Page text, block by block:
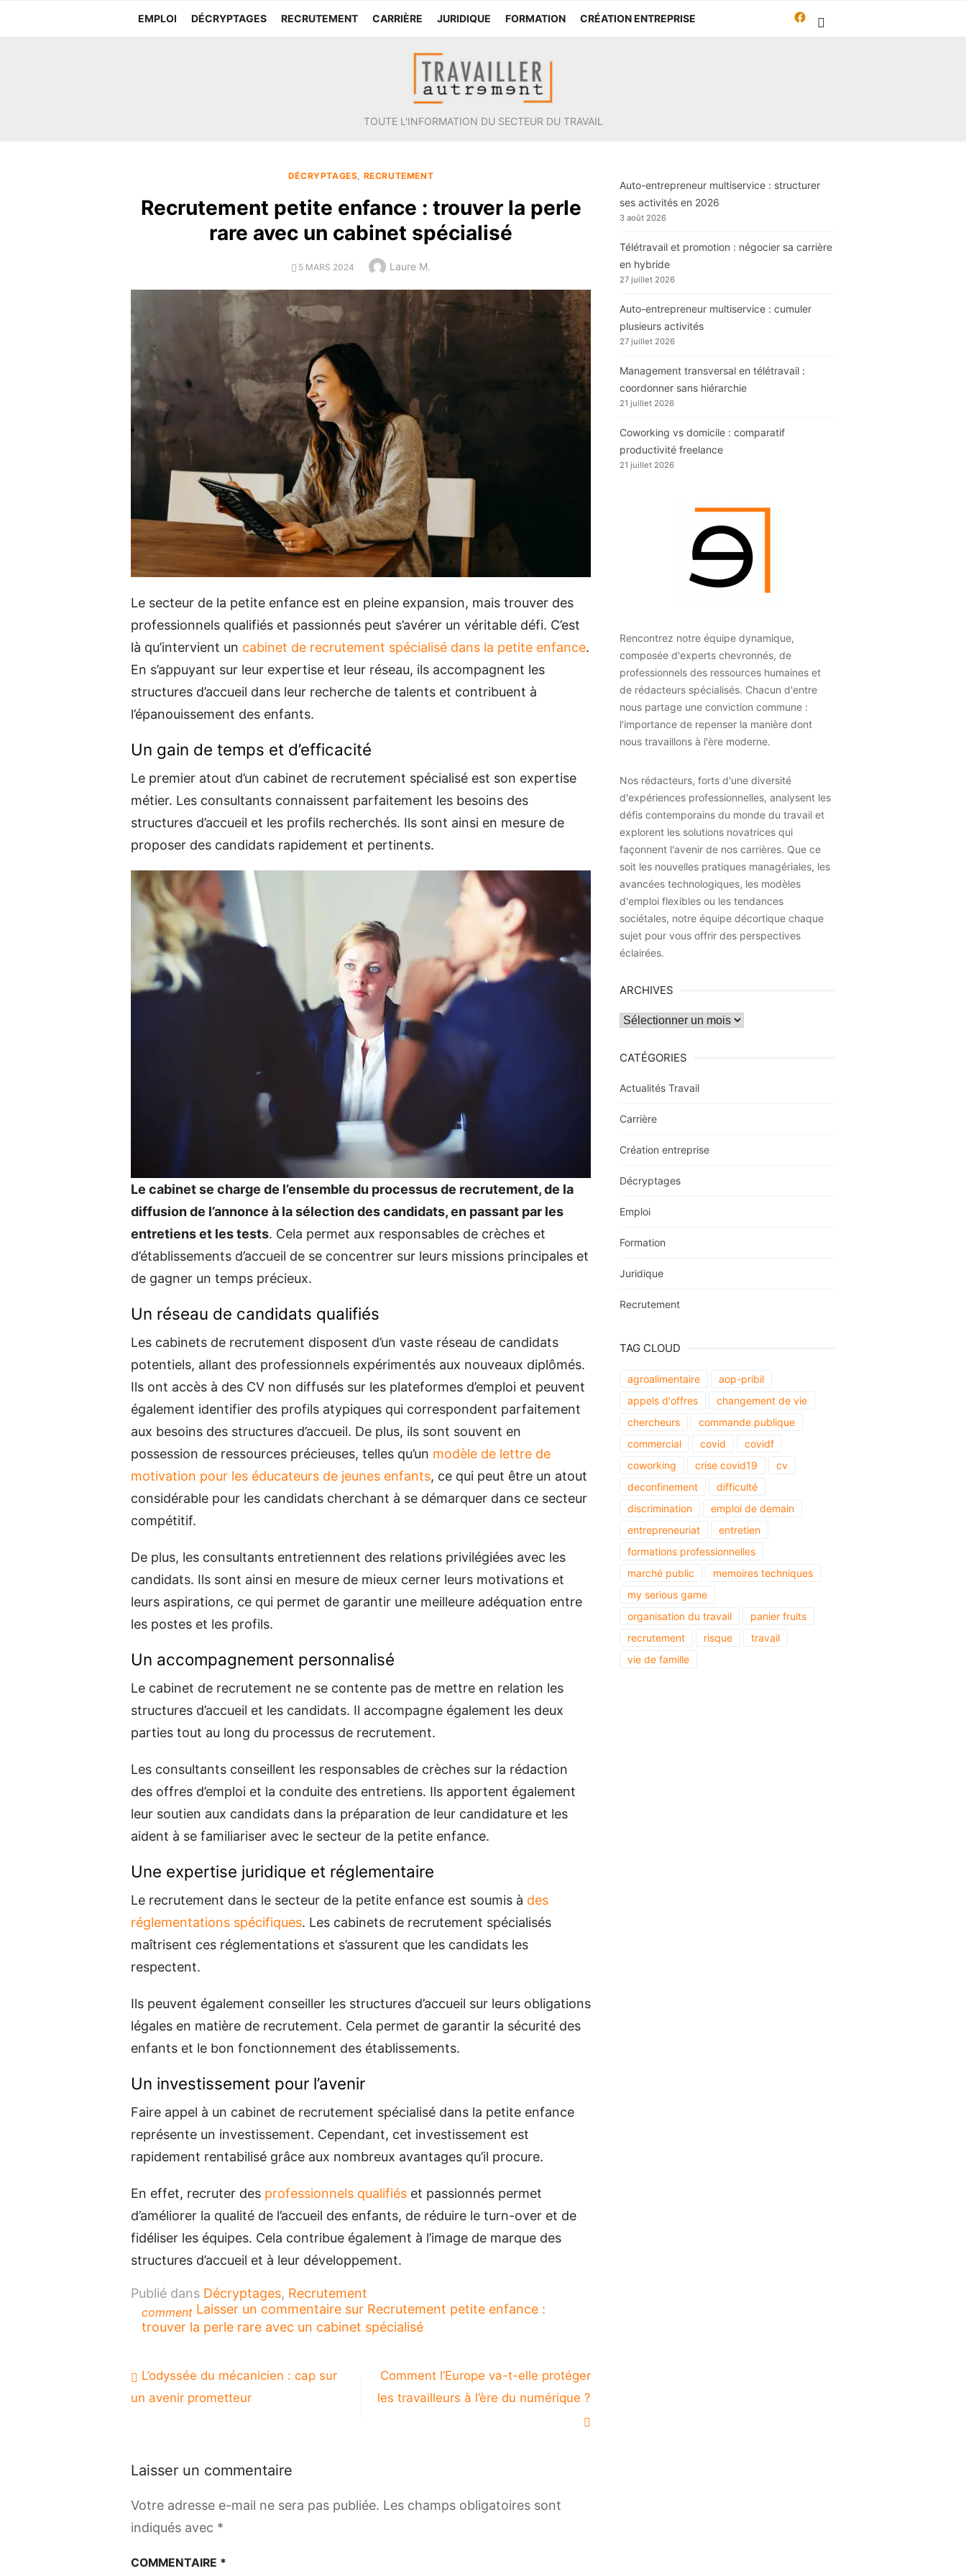
EMPLOI DÉCRYPTAGES RECRUTEMENT CARRIÈRE JURIDIQUE FORMATION CRÉATION ENTREPRISE
Travailleur-
TOUTE L'INFORMATION DU SECTEUR DU TRAVAIL
DÉCRYPTAGES, RECRUTEMENT
Recrutement petite enfance : trouver la perle
rare avec un cabinet spécialisé
POSTED
5 MARS 2024 Author
Laure M.
Le secteur de la petite enfance est en pleine expansion, mais trouver des
professionnels qualifiés et passionnés peut s’avérer un véritable défi. C’est
là qu’intervient un cabinet de recrutement spécialisé dans la petite enfance.
En s’appuyant sur leur expertise et leur réseau, ils accompagnent les
structures d’accueil dans leur recherche de talents et contribuent à
l’épanouissement des enfants.
Un gain de temps et d’efficacité
Le premier atout d’un cabinet de recrutement spécialisé est son expertise
métier. Les consultants connaissent parfaitement les besoins des
structures d’accueil et les profils recherchés. Ils sont ainsi en mesure de
proposer des candidats rapidement et pertinents.
Le cabinet se charge de l’ensemble du processus de recrutement, de la
diffusion de l’annonce à la sélection des candidats, en passant par les
entretiens et les tests. Cela permet aux responsables de crèches et
d’établissements d’accueil de se concentrer sur leurs missions principales et
de gagner un temps précieux.
Un réseau de candidats qualifiés
Les cabinets de recrutement disposent d’un vaste réseau de candidats
potentiels, allant des professionnels expérimentés aux nouveaux diplômés.
Ils ont accès à des CV non diffusés sur les plateformes d’emploi et peuvent
également identifier des profils atypiques qui correspondent parfaitement
aux besoins des structures d’accueil. De plus, ils sont souvent en
possession de ressources précieuses, telles qu’un modèle de lettre de
motivation pour les éducateurs de jeunes enfants, ce qui peut être un atout
considérable pour les candidats cherchant à se démarquer dans ce secteur
compétitif.
De plus, les consultants entretiennent des relations privilégiées avec les
candidats. Ils sont ainsi en mesure de mieux cerner leurs motivations et
leurs aspirations, ce qui permet de garantir une meilleure adéquation entre
les postes et les profils.
Un accompagnement personnalisé
Le cabinet de recrutement ne se contente pas de mettre en relation les
structures d’accueil et les candidats. Il accompagne également les deux
parties tout au long du processus de recrutement.
Les consultants conseillent les responsables de crèches sur la rédaction
des offres d’emploi et la conduite des entretiens. Ils apportent également
leur soutien aux candidats dans la préparation de leur candidature et les
aident à se familiariser avec le secteur de la petite enfance.
Une expertise juridique et réglementaire
Le recrutement dans le secteur de la petite enfance est soumis à des
réglementations spécifiques. Les cabinets de recrutement spécialisés
maîtrisent ces réglementations et s’assurent que les candidats les
respectent.
Ils peuvent également conseiller les structures d’accueil sur leurs obligations
légales en matière de recrutement. Cela permet de garantir la sécurité des
enfants et le bon fonctionnement des établissements.
Un investissement pour l’avenir
Faire appel à un cabinet de recrutement spécialisé dans la petite enfance
représente un investissement. Cependant, cet investissement est
rapidement rentabilisé grâce aux nombreux avantages qu’il procure.
En effet, recruter des professionnels qualifiés et passionnés permet
d’améliorer la qualité de l’accueil des enfants, de réduire le turn-over et de
fidéliser les équipes. Cela contribue également à l’image de marque des
structures d’accueil et à leur développement.
Publié dans Décryptages, Recrutement
comment Laisser un commentaire sur Recrutement petite enfance :
trouver la perle rare avec un cabinet spécialisé
Navigation
de
L’odyssée du mécanicien : cap sur
un avenir prometteur
Comment l’Europe va-t-elle protéger
les travailleurs à l’ère du numérique ?
Laisser un commentaire
Votre adresse e-mail ne sera pas publiée. Les champs obligatoires sont
indiqués avec *
COMMENTAIRE *
Auto-entrepreneur multiservice : structurer
ses activités en 2026
3 août 2026
Télétravail et promotion : négocier sa carrière
en hybride
27 juillet 2026
Auto-entrepreneur multiservice : cumuler
plusieurs activités
27 juillet 2026
Management transversal en télétravail :
coordonner sans hiérarchie
21 juillet 2026
Coworking vs domicile : comparatif
productivité freelance
21 juillet 2026
Rencontrez notre équipe dynamique,
composée d'experts chevronnés, de
professionnels des ressources humaines et
de rédacteurs spécialisés. Chacun d'entre
nous partage une conviction commune :
l'importance de repenser la manière dont
nous travaillons à l'ère moderne.
Nos rédacteurs, forts d'une diversité
d'expériences professionnelles, analysent les
défis contemporains du monde du travail et
explorent les solutions novatrices qui
façonnent l'avenir de nos carrières. Que ce
soit les nouvelles pratiques managériales, les
avancées technologiques, les modèles
d'emploi flexibles ou les tendances
sociétales, notre équipe décortique chaque
sujet pour vous offrir des perspectives
éclairées.
ARCHIVES
Archives
CATÉGORIES
Actualités Travail
Carrière
Création entreprise
Décryptages
Emploi
Formation
Juridique
Recrutement
TAG CLOUD
agroalimentaire
aop-pribil
appels d'offres
changement de vie
chercheurs
commande publique
commercial
covid
covidf
coworking
crise covid19
cv
deconfinement
difficulté
discrimination
emploi de demain
entrepreneuriat
entretien
formations professionnelles
marché public
memoires techniques
my serious game
organisation du travail
panier fruits
recrutement
risque
travail
vie de famille